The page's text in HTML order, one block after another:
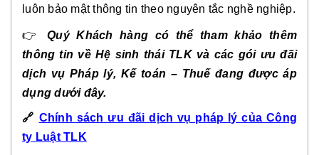
luôn bảo mật thông tin theo nguyên tắc nghề nghiệp.
👉Quý Khách hàng có thể tham khảo thêm
thông tin về Hệ sinh thái TLK và các gói ưu đãi
dịch vụ Pháp lý, Kế toán – Thuế đang được áp
dụng dưới đây.
🔗 Chính sách ưu đãi dịch vụ pháp lý của Công
ty Luật TLK